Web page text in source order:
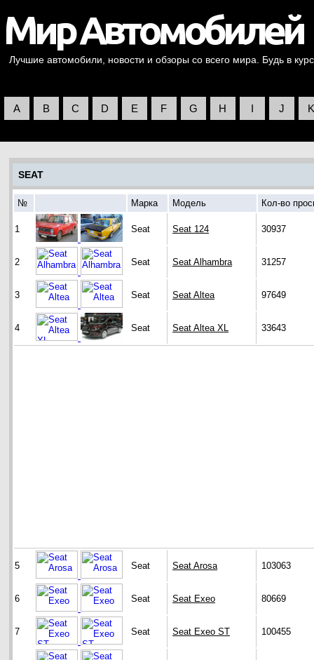
Лучшие автомобили, новости и обзоры со всего мира. Будь в
A B C D E F G H I J K
SEAT
№ Марка Модель Кол-во
1 Seat Seat 124 30937
2 Seat Seat Alhambra 31257
3 Seat Seat Altea 97649
4 Seat Seat Altea XL 33643
5 Seat Seat Arosa 103063
6 Seat Seat Exeo 80669
7 Seat Seat Exeo ST 100455